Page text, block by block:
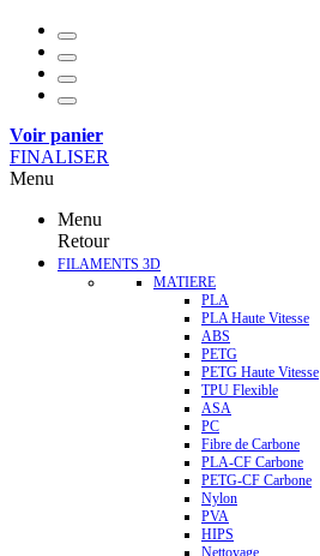
Voir panier
FINALISER
Menu
Menu
Retour
FILAMENTS 3D
MATIERE
PLA
PLA Haute Vitesse
ABS
PETG
PETG Haute Vitesse
TPU Flexible
ASA
PC
Fibre de Carbone
PLA-CF Carbone
PETG-CF Carbone
Nylon
PVA
HIPS
Nettoyage